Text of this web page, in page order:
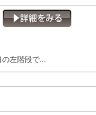
左階段で...